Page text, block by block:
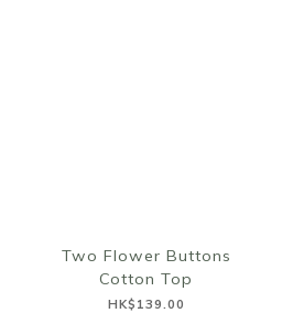
Two Flower Buttons
Cotton Top
HK$139.00